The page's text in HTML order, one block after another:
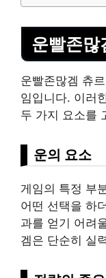
운빨존많
운빨존많겜 츄
임입니다. 이러
두 가지 요소를
운의 요소
게임의 특정 부
어떤 선택을 하
과를 얻기 어려
겜은 단순히 실